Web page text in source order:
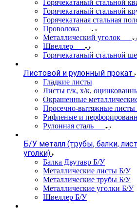
Горячекатаный стальной
Горячекатаный стальной
Горячекатаная стальная
Проволока
Металлический уголок
Швеллер
Горячекатаный стальной
Листовой и рулонный прокат
Гладкие листы
Листы г/к, х/к,
Окрашенные
Просечно-вытяжные
Рифленые и
Рулонная сталь
Б/У металл (трубы, балки,
уголки)
Балка Двутавр Б/У
Металлические листы Б/У
Металлические трубы Б/У
Металлические уголки Б/У
Швеллер Б/У